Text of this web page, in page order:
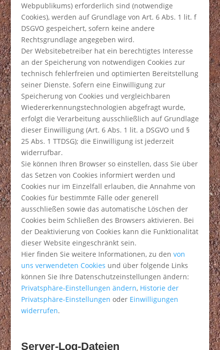
Webpublikums) erforderlich sind (notwendige
Cookies), werden auf Grundlage von Art. 6 Abs. 1 lit. f
DSGVO gespeichert, sofern keine andere
Rechtsgrundlage angegeben wird.
Der Websitebetreiber hat ein berechtigtes Interesse
an der Speicherung von notwendigen Cookies zur
technisch fehlerfreien und optimierten Bereitstellung
seiner Dienste. Sofern eine Einwilligung zur
Speicherung von Cookies und vergleichbaren
Wiedererkennungstechnologien abgefragt wurde,
erfolgt die Verarbeitung ausschließlich auf Grundlage
dieser Einwilligung (Art. 6 Abs. 1 lit. a DSGVO und §
25 Abs. 1 TTDSG); die Einwilligung ist jederzeit
widerrufbar.
Sie können Ihren Browser so einstellen, dass Sie über
das Setzen von Cookies informiert werden und
Cookies nur im Einzelfall erlauben, die Annahme von
Cookies für bestimmte Fälle oder generell
ausschließen sowie das automatische Löschen der
Cookies beim Schließen des Browsers aktivieren. Bei
der Deaktivierung von Cookies kann die Funktionalität
dieser Website eingeschränkt sein.
Hier finden Sie weitere Informationen, zu den von
uns verwendeten Cookies und über folgende Links
können Sie Ihre Datenschutzeinstellungen ändern:
Privatsphäre-Einstellungen ändern, Historie der
Privatsphäre-Einstellungen oder Einwilligungen
widerrufen.
Server-Log-Dateien